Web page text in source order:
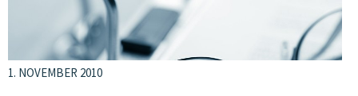
1. NOVEMBER 2010